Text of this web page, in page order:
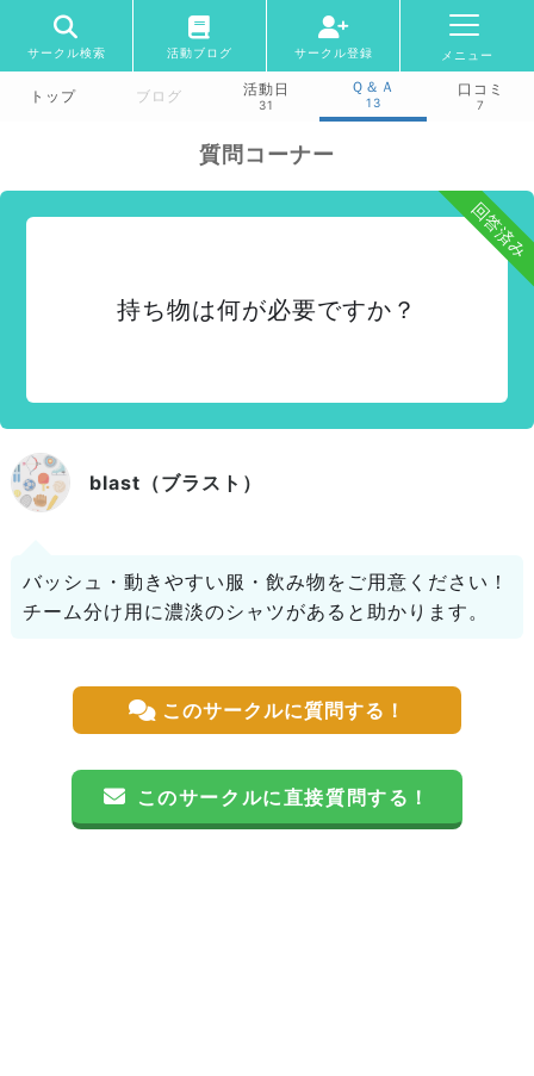
サークル検索 活動ブログ サークル登録 メニュー
トップ ブログ 活動日
31
Ｑ＆Ａ
13
口コミ
7
質問コーナー
回答済み
持ち物は何が必要ですか？
blast（ブラスト）
バッシュ・動きやすい服・飲み物をご用意ください！
チーム分け用に濃淡のシャツがあると助かります。
このサークルに質問する！
このサークルに直接質問する！